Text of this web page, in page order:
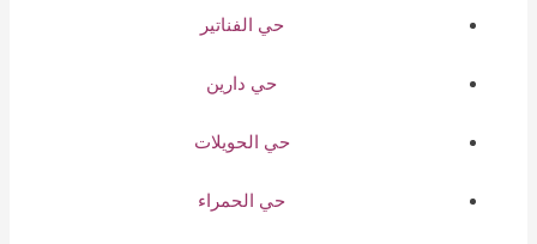
حي الفناتير
حي دارين
حي الحويلات
حي الحمراء